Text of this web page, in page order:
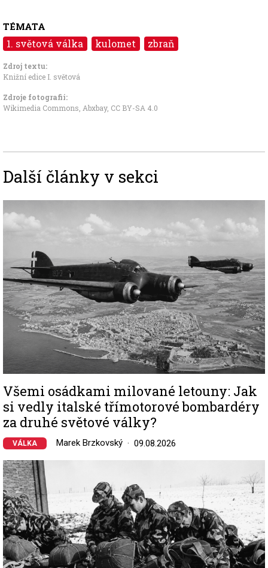
TÉMATA
1. světová válka kulomet zbraň
Zdroj textu:
Knižní edice I. světová
Zdroje fotografii:
Wikimedia Commons, Abxbay, CC BY-SA 4.0
Další články v sekci
Všemi osádkami milované letouny: Jak
si vedly italské třímotorové bombardéry
za druhé světové války?
VÁLKA Marek Brzkovský 09.08.2026
Image